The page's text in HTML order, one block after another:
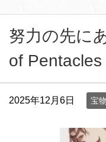
努力の先に
of
2025年12月6日 宝